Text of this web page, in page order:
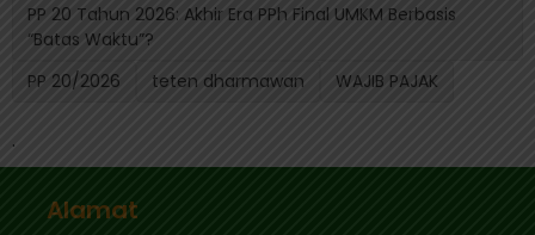
PP 20 Tahun 2026: Akhir Era PPh Final UMKM Berbasis
“Batas Waktu”?
PP 20/2026
teten dharmawan WAJIB PAJAK
.
Alamat